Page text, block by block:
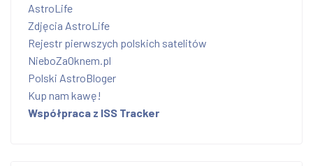
AstroLife
Zdjęcia AstroLife
Rejestr pierwszych polskich satelitów
NieboZaOknem.pl
Polski AstroBloger
Kup nam kawę!
Współpraca z ISS Tracker